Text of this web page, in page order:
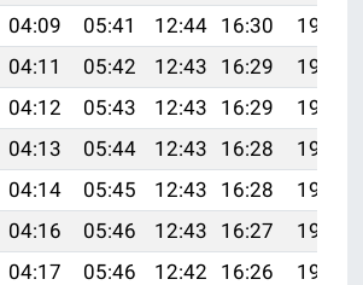
04:09 05:41 12:44 16:30
19:36
04:11 05:42 12:43 16:29
19:35
04:12 05:43 12:43 16:29
19:34
04:13 05:44 12:43 16:28
19:32
04:14 05:45 12:43 16:28
19:31
04:16 05:46 12:43 16:27
19:30
04:17 05:46 12:42 16:26
19:28